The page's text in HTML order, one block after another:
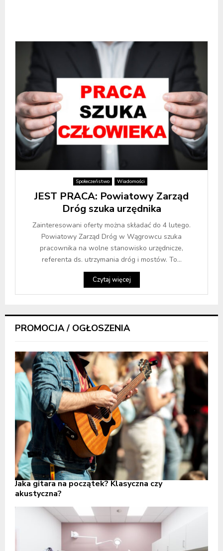
Społeczeństwo Wiadomości
JEST PRACA: Powiatowy Zarząd
Dróg szuka urzędnika
Zainteresowani oferty można składać do 4 lutego.
Powiatowy Zarząd Dróg w Wągrowcu szuka
pracownika na wolne stanowisko urzędnicze,
referenta ds. utrzymania dróg i mostów. To...
Czytaj więcej
PROMOCJA / OGŁOSZENIA
Jaka gitara na początek? Klasyczna czy
akustyczna?